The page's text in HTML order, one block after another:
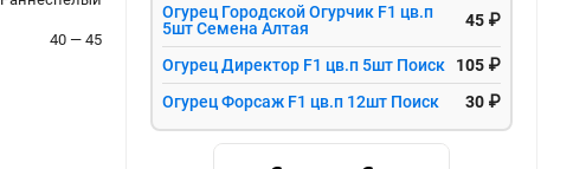
40 — 45
Огурец Городской Огурчик F1 цв.п
5шт Семена Алтая
45 ₽
Огурец Директор F1 цв.п 5шт Поиск
105 ₽
Огурец Форсаж F1 цв.п 12шт Поиск
30 ₽